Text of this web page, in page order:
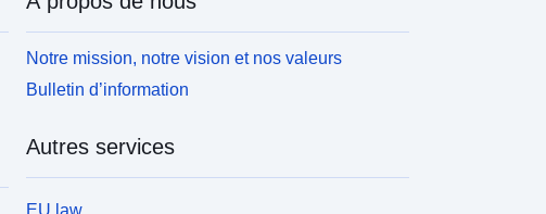
Notre mission, notre vision et nos valeurs
Bulletin d’information
Autres services
EU law